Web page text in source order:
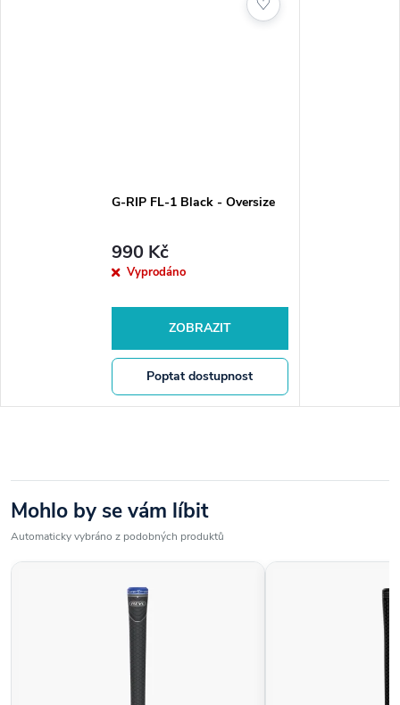
G-RIP FL-1 Black - Oversize
990 Kč
Vyprodáno
ZOBRAZIT
Poptat dostupnost
Mohlo by se vám líbit
Automaticky vybráno z podobných produktů